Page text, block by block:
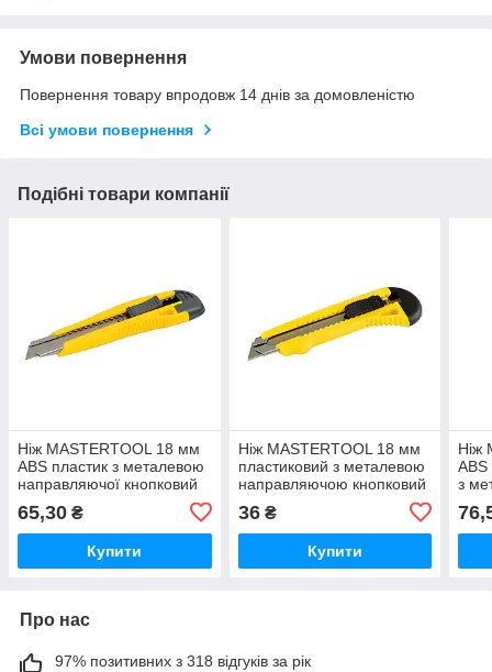
Умови повернення
Повернення товару впродовж 14 днів за домовленістю
Всі умови повернення
Подібні товари компанії
Ніж MASTERTOOL 18 мм
ABS пластик з металевою
направляючої кнопковий
65,30 ₴
Купити
Ніж MASTERTOOL 18 мм
пластиковий з металевою
направляючою кнопковий
36₴
Купити
Ніж
ABS
з
Про нас
97% позитивних з 318 відгуків за рік